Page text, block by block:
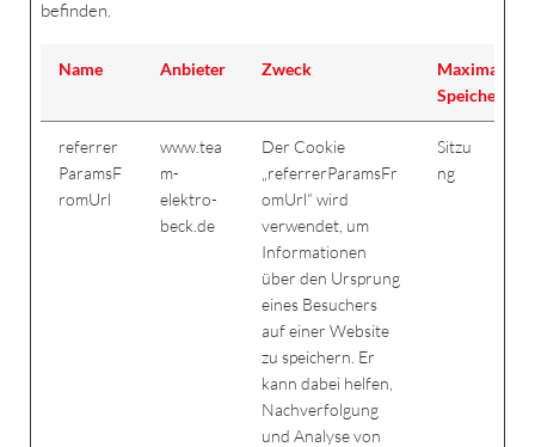
befinden.
Name Anbieter Zweck
Maximale
referrer
ParamsF
romUrl
www.tea
m-
elektro-
beck.de
Der Cookie
„referrerParamsFr
omUrl“ wird
verwendet, um
Informationen
über den Ursprung
eines Besuchers
auf einer Website
zu speichern. Er
kann dabei helfen,
Nachverfolgung
und Analyse von
Sitzu
ng